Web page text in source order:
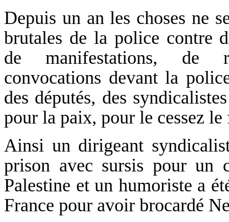
Depuis un an les choses ne
brutales de la police contre
de manifestations, de
convocations devant la
des députés, des
pour la paix, pour le cessez le
Ainsi un dirigeant
prison avec sursis pour un
Palestine et un humoriste a
France pour avoir brocardé